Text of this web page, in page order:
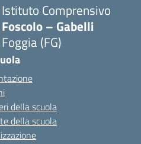
Istituto Comprensivo
Foscolo – Gabelli
Foggia (FG)
— Visita la pagina iniziale
della scuola
della scuola